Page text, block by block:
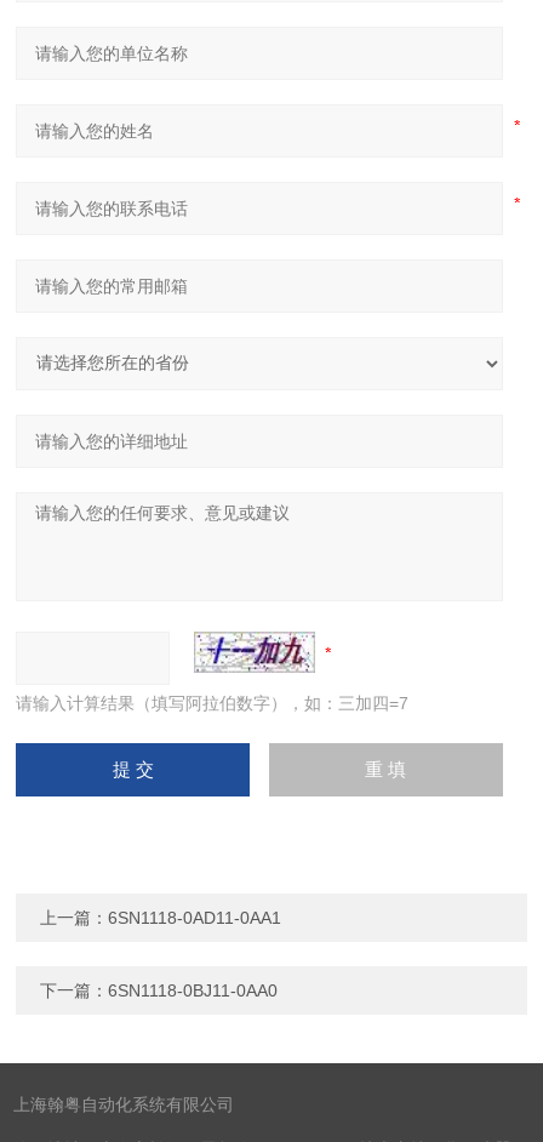
请输入计算结果（填写阿拉伯数字），如：三加四=7
上一篇：6SN1118-0AD11-0AA1
下一篇：6SN1118-0BJ11-0AA0
上海翰粤自动化系统有限公司